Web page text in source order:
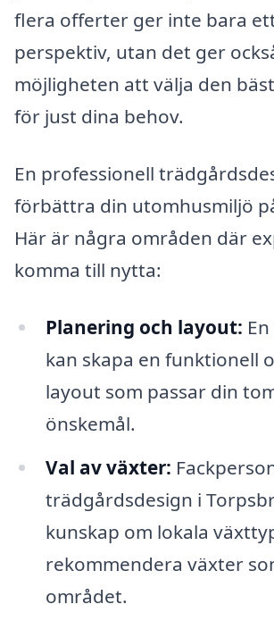
flera offerter ger inte bara
perspektiv, utan det ger
möjligheten att välja den
för just dina behov.
En professionell
förbättra din utomhusmiljö
Här är några områden där
komma till nytta:
Planering och layout:
kan skapa en funktionell
layout som passar din
önskemål.
Val av växter:
trädgårdsdesign i
kunskap om lokala
rekommendera växter
området.